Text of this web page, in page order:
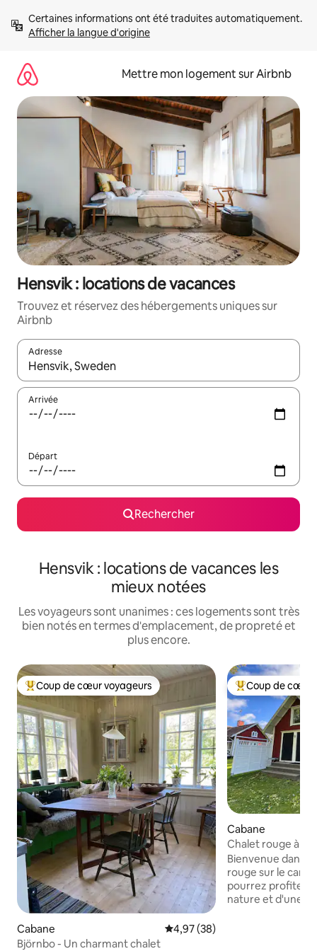
directement
Afficher la langue d'origine
Mettre mon logement sur Airbnb
Hensvik : locations de vacances
Trouvez et réservez des hébergements uniques sur
Airbnb
Adresse
Lorsque les résultats s'affichent, utilisez les flèches vers le
Arrivée
Départ
Rechercher
Hensvik : locations de vacances les
mieux notées
Les voyageurs sont unanimes : ces logements sont très
bien notés en termes d'emplacement, de propreté et
plus encore.
Coups de cœur voyageurs les plus appréciés
Coup de cœur voyageurs
Cabane Évaluation moyenne sur la
4,97 (38)
Björnbo - Un charmant chalet
Coups de cœur
Coup de cœur
Cabane
Chalet rouge à
Bienvenue dans
rouge sur le canal
pourrez profiter
nature et d'une